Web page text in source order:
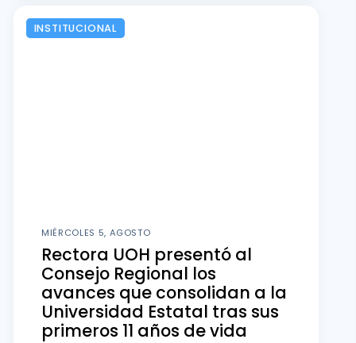
INSTITUCIONAL
MIÉRCOLES 5, AGOSTO
Rectora UOH presentó al
Consejo Regional los
avances que consolidan a la
Universidad Estatal tras sus
primeros 11 años de vida